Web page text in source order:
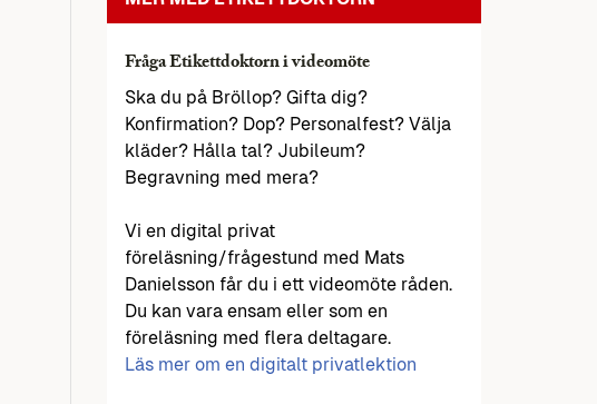
Fråga Etikettdoktorn i videomöte
Ska du på Bröllop? Gifta dig?
Konfirmation? Dop? Personalfest? Välja
kläder? Hålla tal? Jubileum?
Begravning med mera?
Vi en digital privat
föreläsning/frågestund med Mats
Danielsson får du i ett videomöte råden.
Du kan vara ensam eller som en
föreläsning med flera deltagare.
Läs mer om en digitalt privatlektion